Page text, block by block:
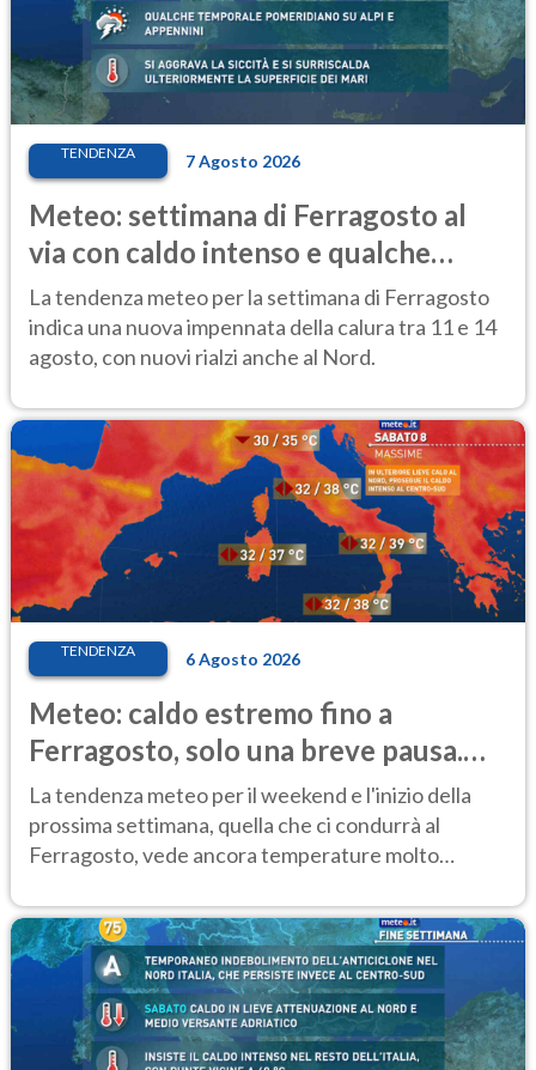
TENDENZA 7 Agosto 2026
Meteo: settimana di Ferragosto al
via con caldo intenso e qualche
temporale
La tendenza meteo per la settimana di Ferragosto
indica una nuova impennata della calura tra 11 e 14
agosto, con nuovi rialzi anche al Nord.
TENDENZA 6 Agosto 2026
Meteo: caldo estremo fino a
Ferragosto, solo una breve pausa.
Ecco dove
La tendenza meteo per il weekend e l'inizio della
prossima settimana, quella che ci condurrà al
Ferragosto, vede ancora temperature molto